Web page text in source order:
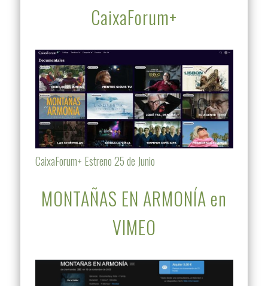
CaixaForum+
CaixaForum+ Estreno 25 de Junio
MONTAÑAS EN ARMONÍA en
VIMEO